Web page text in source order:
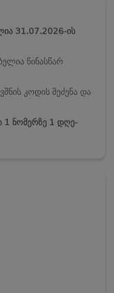
31.07.2026-ის
წინასწარ
კოდის შეძენა და
1 ნომერზე 1 დღე-